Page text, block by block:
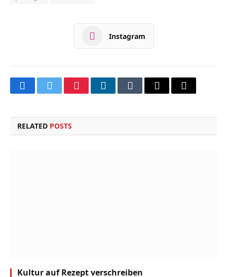
Instagram
FacebookTwitterPinterestLinkedInTumblrEmail
Copy
RELATED POSTS
Kultur auf Rezept verschreiben